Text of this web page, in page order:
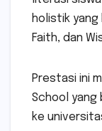
holistik yang
Faith, dan
Prestasi ini
School yang
ke